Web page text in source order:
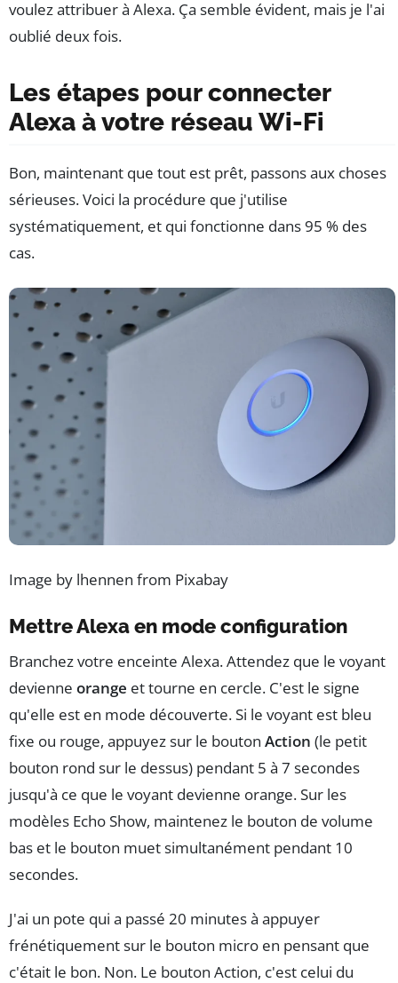
voulez attribuer à Alexa. Ça semble évident, mais je l'ai
oublié deux fois.
Les étapes pour connecter
Alexa à votre réseau Wi-Fi
Bon, maintenant que tout est prêt, passons aux choses
sérieuses. Voici la procédure que j'utilise
systématiquement, et qui fonctionne dans 95 % des
cas.
Image by lhennen from Pixabay
Mettre Alexa en mode configuration
Branchez votre enceinte Alexa. Attendez que le voyant
devienne orange et tourne en cercle. C'est le signe
qu'elle est en mode découverte. Si le voyant est bleu
fixe ou rouge, appuyez sur le bouton Action (le petit
bouton rond sur le dessus) pendant 5 à 7 secondes
jusqu'à ce que le voyant devienne orange. Sur les
modèles Echo Show, maintenez le bouton de volume
bas et le bouton muet simultanément pendant 10
secondes.
J'ai un pote qui a passé 20 minutes à appuyer
frénétiquement sur le bouton micro en pensant que
c'était le bon. Non. Le bouton Action, c'est celui du